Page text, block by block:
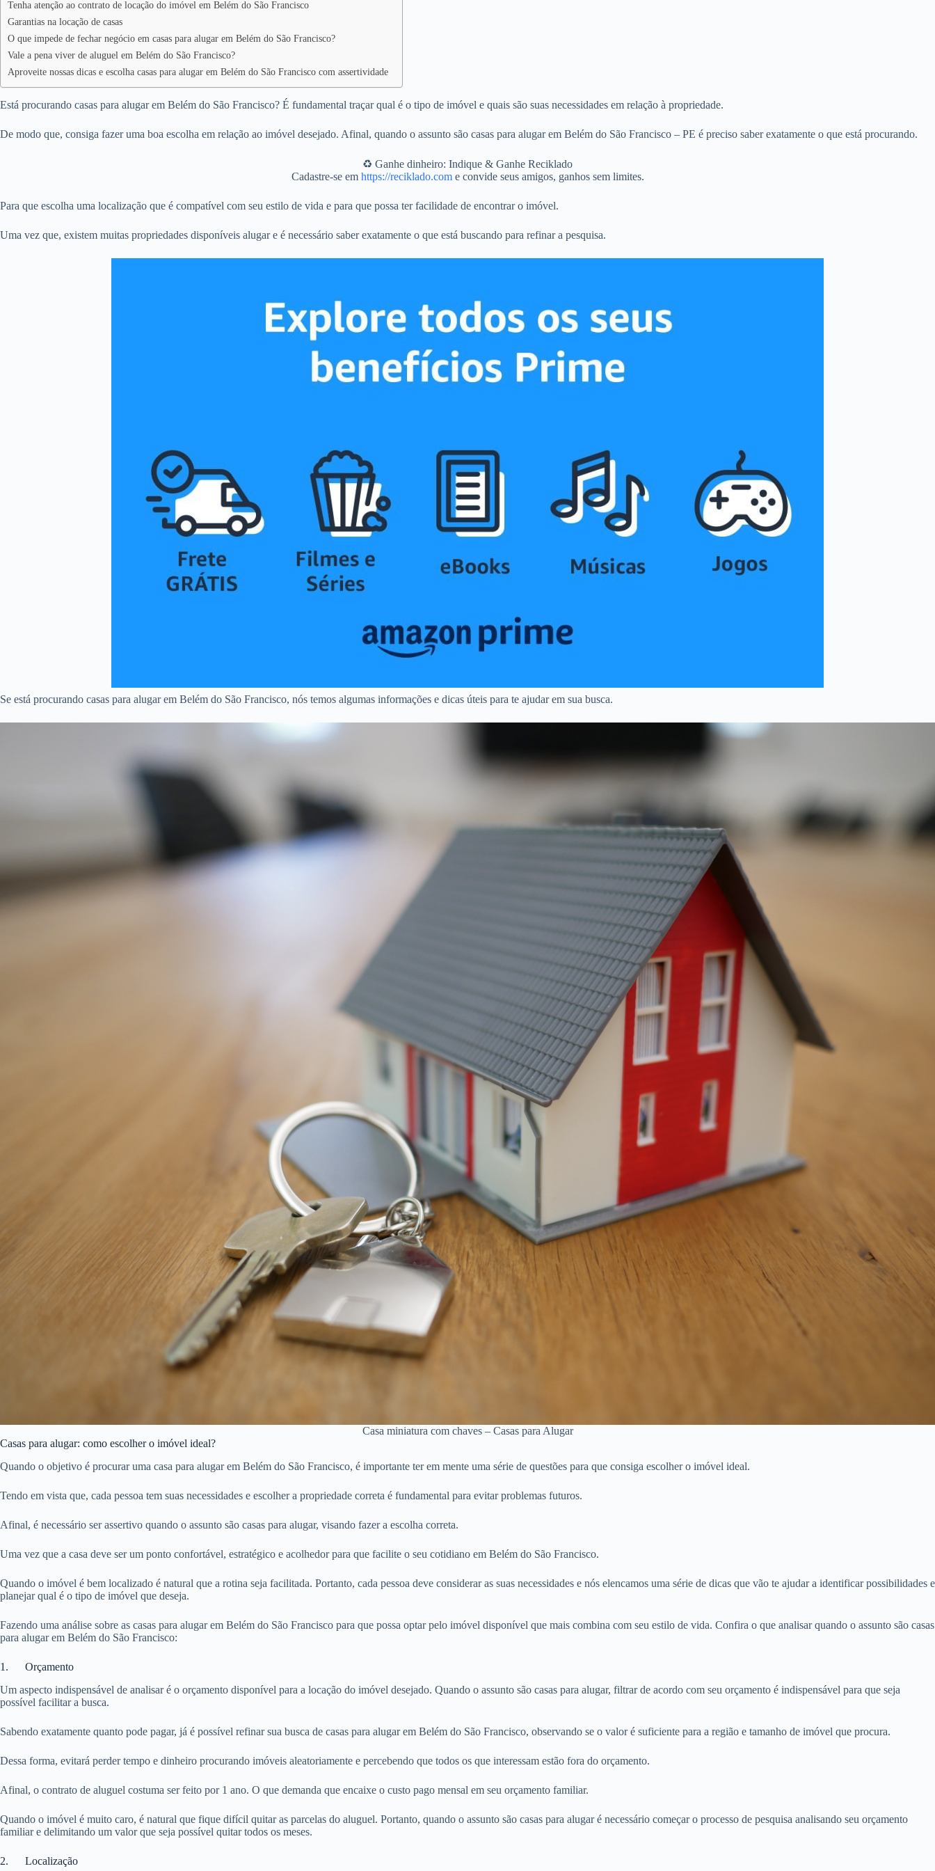
Tenha atenção ao contrato de locação do imóvel em Belém do São Francisco
Garantias na locação de casas
O que impede de fechar negócio em casas para alugar em Belém do São Francisco?
Vale a pena viver de aluguel em Belém do São Francisco?
Aproveite nossas dicas e escolha casas para alugar em Belém do São Francisco com assertividade
Está procurando casas para alugar em Belém do São Francisco? É fundamental traçar qual é o tipo de imóvel e quais são suas necessidades em relação à propriedade.
De modo que, consiga fazer uma boa escolha em relação ao imóvel desejado. Afinal, quando o assunto são casas para alugar em Belém do São Francisco – PE é preciso saber exatamente o que está procurando.
♻️ Ganhe dinheiro: Indique & Ganhe Reciklado
Cadastre-se em https://reciklado.come convide seus amigos, ganhos sem limites.
Para que escolha uma localização que é compatível com seu estilo de vida e para que possa ter facilidade de encontrar o imóvel.
Uma vez que, existem muitas propriedades disponíveis alugar e é necessário saber exatamente o que está buscando para refinar a pesquisa.
Se está procurando casas para alugar em Belém do São Francisco, nós temos algumas informações e dicas úteis para te ajudar em sua busca.
Casa miniatura com chaves – Casas para Alugar
Casas para alugar: como escolher o imóvel ideal?
Quando o objetivo é procurar uma casa para alugar em Belém do São Francisco, é importante ter em mente uma série de questões para que consiga escolher o imóvel ideal.
Tendo em vista que, cada pessoa tem suas necessidades e escolher a propriedade correta é fundamental para evitar problemas futuros.
Afinal, é necessário ser assertivo quando o assunto são casas para alugar, visando fazer a escolha correta.
Uma vez que a casa deve ser um ponto confortável, estratégico e acolhedor para que facilite o seu cotidiano em Belém do São Francisco.
Quando o imóvel é bem localizado é natural que a rotina seja facilitada. Portanto, cada pessoa deve considerar as suas necessidades e nós elencamos uma série de dicas que vão te ajudar a identificar possibilidades e
planejar qual é o tipo de imóvel que deseja.
Fazendo uma análise sobre as casas para alugar em Belém do São Francisco para que possa optar pelo imóvel disponível que mais combina com seu estilo de vida. Confira o que analisar quando o assunto são casas
para alugar em Belém do São Francisco:
1. Orçamento
Um aspecto indispensável de analisar é o orçamento disponível para a locação do imóvel desejado. Quando o assunto são casas para alugar, filtrar de acordo com seu orçamento é indispensável para que seja
possível facilitar a busca.
Sabendo exatamente quanto pode pagar, já é possível refinar sua busca de casas para alugar em Belém do São Francisco, observando se o valor é suficiente para a região e tamanho de imóvel que procura.
Dessa forma, evitará perder tempo e dinheiro procurando imóveis aleatoriamente e percebendo que todos os que interessam estão fora do orçamento.
Afinal, o contrato de aluguel costuma ser feito por 1 ano. O que demanda que encaixe o custo pago mensal em seu orçamento familiar.
Quando o imóvel é muito caro, é natural que fique difícil quitar as parcelas do aluguel. Portanto, quando o assunto são casas para alugar é necessário começar o processo de pesquisa analisando seu orçamento
familiar e delimitando um valor que seja possível quitar todos os meses.
2. Localização